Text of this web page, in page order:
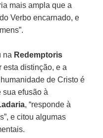
mais ampla que a
Verbo encarnado, e
na Redemptoris
esta distinção, e a
de Cristo é
sua efusão à
, “responde à
e citou algumas